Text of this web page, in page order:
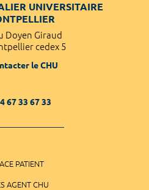
UNIVERSITAIRE
Doyen Giraud
cedex 5
le CHU
67 33 67 33
PATIENT
AGENT CHU